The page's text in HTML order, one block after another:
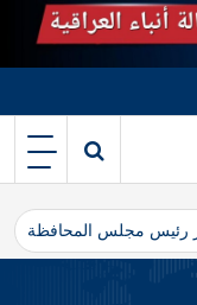
رئيس مجلس المحافظة